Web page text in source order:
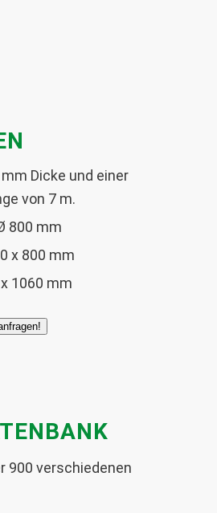
Dicke und einer
von 7 m.
800 mm
x 800 mm
1060 mm
900 verschiedenen